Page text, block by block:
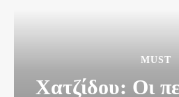
MUST
Χατζίδου: Οι